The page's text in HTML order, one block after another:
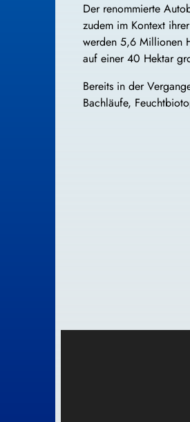
Der renommierte
zudem im Kontext
werden 5,6 Millionen
auf einer 40 Hektar
Bereits in der
Bachläufe,